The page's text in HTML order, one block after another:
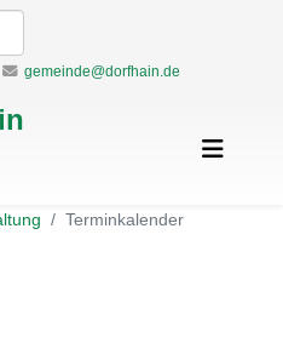
gemeinde@dorfhain.de
Terminkalender